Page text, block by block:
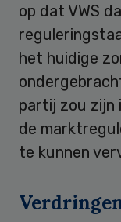
op dat VWS
het huidige
partij zou zijn
de
te kunnen